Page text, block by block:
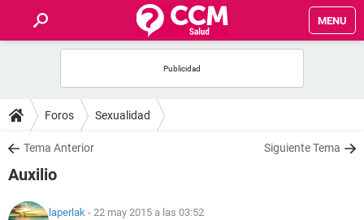
MENU
FOROS
SALUD
Foros Sexualidad
Tema Anterior Siguiente Tema
Auxilio
laperlak - 22 may 2015 a las 03:52